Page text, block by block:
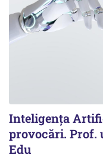
Inteligența
provocări. Prof.
Edu